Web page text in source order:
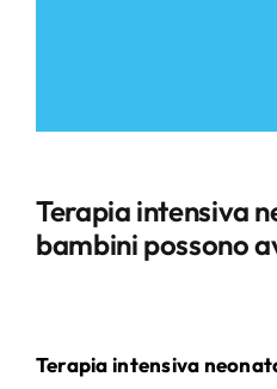
Terapia intensiva
bambini possono
Terapia intensiva